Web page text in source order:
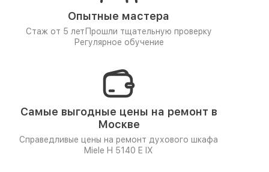
Опытные мастера
Стаж от 5 лет Прошли тщательную проверку
Регулярное обучение
Самые выгодные цены на ремонт в
Москве
Справедливые цены на ремонт духового шкафа
Miele H 5140 E IX